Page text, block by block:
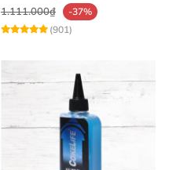
1.111.000₫
-37%
(901)